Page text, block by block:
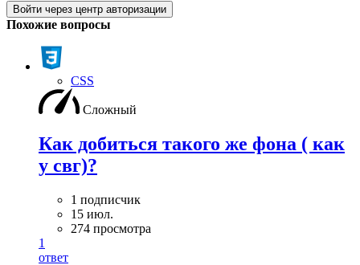
Войти через центр авторизации
Похожие вопросы
CSS
Сложный
Как добиться такого же фона ( как
у свг)?
1 подписчик
15 июл.
274 просмотра
1
ответ